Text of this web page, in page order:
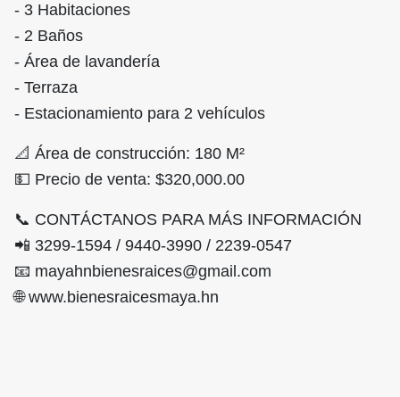
- 3 Habitaciones
- 2 Baños
- Área de lavandería
- Terraza
- Estacionamiento para 2 vehículos
📐 Área de construcción: 180 M²
💵 Precio de venta: $320,000.00
📞 CONTÁCTANOS PARA MÁS INFORMACIÓN
📲 3299-1594 / 9440-3990 / 2239-0547
📧 mayahnbienesraices@gmail.com
🌐 www.bienesraicesmaya.hn